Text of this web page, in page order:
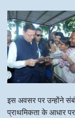
e
b
o
o
k
t
t
e
r
k
e
d
I
n
t
s
A
p
p
इस अवसर पर उन्होंने
प्राथमिकता के आधार